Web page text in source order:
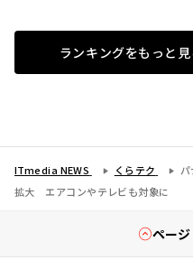
ランキングをもっと見
ITmedia NEWS くらテク
パ
拡大 エアコンやテレビも対象に
ペー